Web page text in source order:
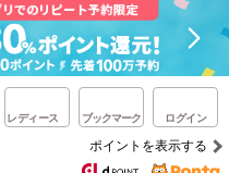
レディース ブックマーク ログイン
ポイントを表示する